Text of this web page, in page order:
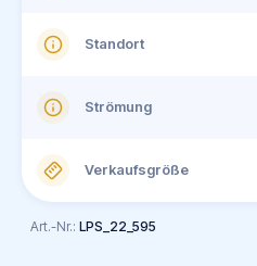
Standort
Strömung
Verkaufsgröße
Art.-Nr.: LPS_22_595